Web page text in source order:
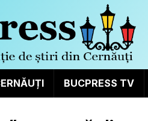
BUCPRESS TV